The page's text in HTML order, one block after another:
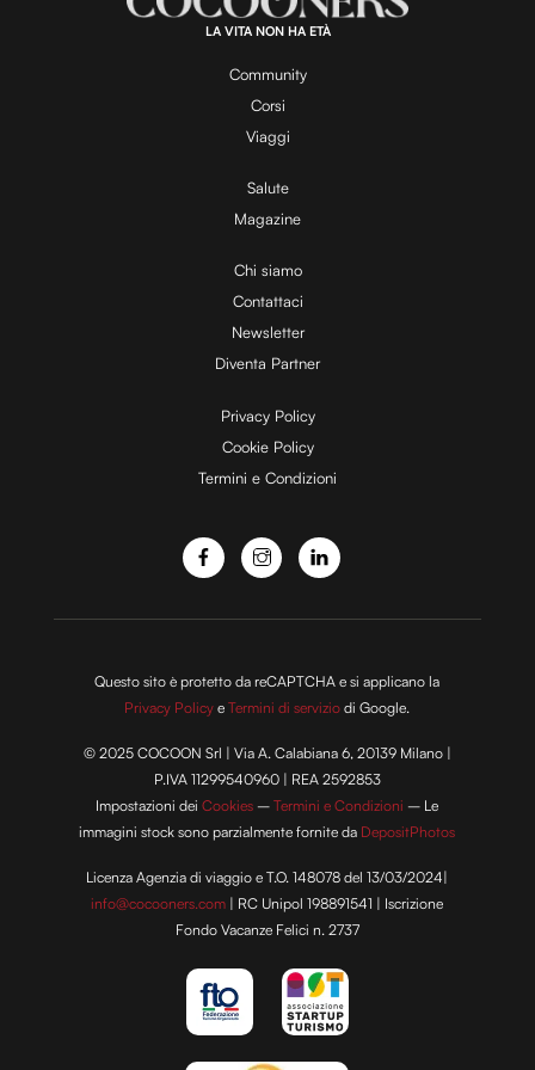
y
V
i
d
e
o
0
0
.
0
LA VITA NON HA ETÀ
Community
Corsi
Viaggi
Salute
Magazine
Chi siamo
Contattaci
Newsletter
Diventa Partner
Privacy Policy
Cookie Policy
Termini e Condizioni
Questo sito è protetto da reCAPTCHA e si applicano la
Privacy Policy eTermini di servizio di Google.
© 2025 COCOON Srl | Via A. Calabiana 6, 20139 Milano |
P.IVA 11299540960 | REA 2592853
Impostazioni deiCookies –Termini e Condizioni – Le
immagini stock sono parzialmente fornite da DepositPhotos
Licenza Agenzia di viaggio e T.O. 148078 del 13/03/2024|
info@cocooners.com | RC Unipol 198891541 | Iscrizione
Fondo Vacanze Felici n. 2737